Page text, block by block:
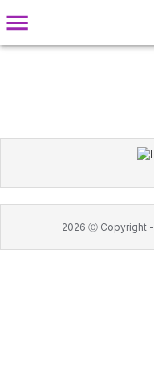
2026 Ⓒ Copyright -